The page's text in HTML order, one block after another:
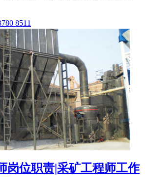
8511
岗位职责|采矿工程师工作